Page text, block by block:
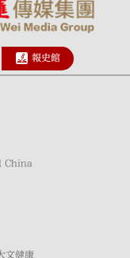
報史館
China
文健康